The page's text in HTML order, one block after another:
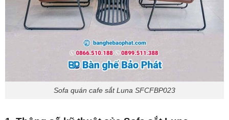
Sofa quán cafe sắt Luna SFCFBP023